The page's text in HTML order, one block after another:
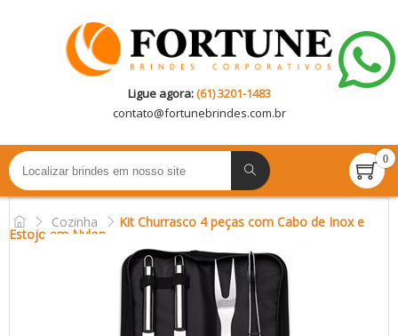
Ligue agora:(61) 3201-1483
contato@fortunebrindes.com.br
0
Cozinha Kit Churrasco 4 peças com Cabo de Inox e
Estojo em Nylon.